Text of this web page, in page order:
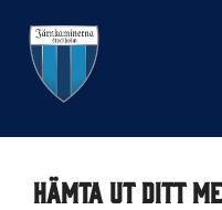
innehåll
Hämta ut ditt